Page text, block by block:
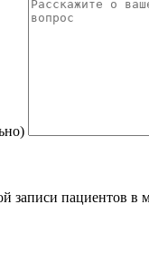
записи пациентов в